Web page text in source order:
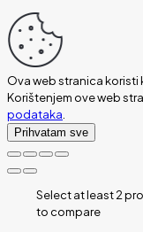
Ova web stranica
Korištenjem ove web
podataka.
Prihvatam sve
Select at least 2
to compare